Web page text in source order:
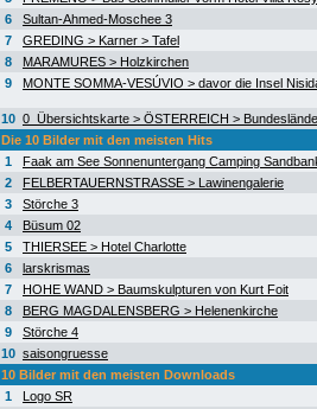
6
Sultan-Ahmed-Moschee 3
7
GREDING > Karner > Tafel
8
MARAMURES > Holzkirchen
9
MONTE SOMMA-VESÚVIO > davor die Insel
10 0_Übersichtskarte > ÖSTERREICH >
Die 10 Bilder mit den meisten Hits
1
Faak am See Sonnenuntergang Camping
2
FELBERTAUERNSTRASSE > Lawinengalerie
3
Störche 3
4
Büsum 02
5
THIERSEE > Hotel Charlotte
6
larskrismas
7
HOHE WAND > Baumskulpturen von Kurt Foit
8
BERG MAGDALENSBERG > Helenenkirche
9
Störche 4
10 saisongruesse
10 Bilder mit den meisten Downloads
1
Logo SR